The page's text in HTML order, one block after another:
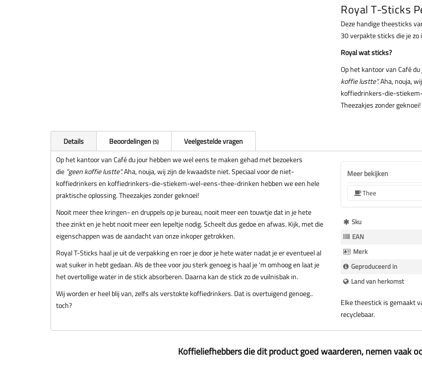
Royal T-Sticks
Deze handige theesticks
30 verpakte sticks die je
Royal wat sticks?
Op het kantoor van Café
koffie lustte".Aha, nouja,
koffiedrinkers-die-
Theezakjes zonder
Details Beoordelingen 5
Veelgestelde vragen
Op het kantoor van Café du jour hebben we wel eens te maken gehad met bezoekers
die "geen koffie lustte".Aha, nouja, wij zijn de kwaadste niet. Speciaal voor de niet-
koffiedrinkers en koffiedrinkers-die-stiekem-wel-eens-thee-drinken hebben we een hele
praktische oplossing. Theezakjes zonder geknoei!
Nooit meer thee kringen- en druppels op je bureau, nooit meer een touwtje dat in je hete
thee zinkt en je hebt nooit meer een lepeltje nodig. Scheelt dus gedoe en afwas. Kijk, met die
eigenschappen was de aandacht van onze inkoper getrokken.
Royal T-Sticks haal je uit de verpakking en roer je door je hete water nadat je er eventueel al
wat suiker in hebt gedaan. Als de thee voor jou sterk genoeg is haal je 'm omhoog en laat je
het overtollige water in de stick absorberen. Daarna kan de stick zo de vuilnisbak in.
Wij worden er heel blij van, zelfs als verstokte koffiedrinkers. Dat is overtuigend genoeg..
toch?
Meer bekijken
Thee
Meer
Informatie
Sku
EAN
Merk
Geproduceerd in
Land van herkomst
Elke theestick is gemaakt
recyclebaar.
Koffieliefhebbers die dit product goed waarderen, nemen vaak